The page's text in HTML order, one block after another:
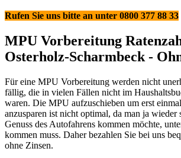
Rufen Sie uns bitte an unter 0800 377 88 33
MPU Vorbereitung
Osterholz-Scharmbeck -
Für eine MPU Vorbereitung werden nicht
fällig, die in vielen Fällen nicht im
waren. Die MPU aufzuschieben um erst
anzusparen ist nicht optimal, da man ja wieder
Genuss des Autofahrens kommen möchte,
kommen muss. Daher bezahlen Sie bei uns
ohne Zinsen.